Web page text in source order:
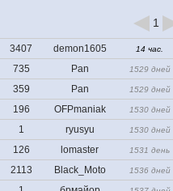
1
3407 demon1605 14 час.
735 Pan 1529 дней
359 Pan 1529 дней
196 OFPmaniak 1530 дней
1 ryusyu 1530 дней
126 lomaster 1531 день
2113 Black_Moto 1536 дней